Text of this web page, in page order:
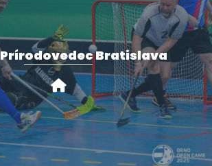
Prírodovedec Bratislava